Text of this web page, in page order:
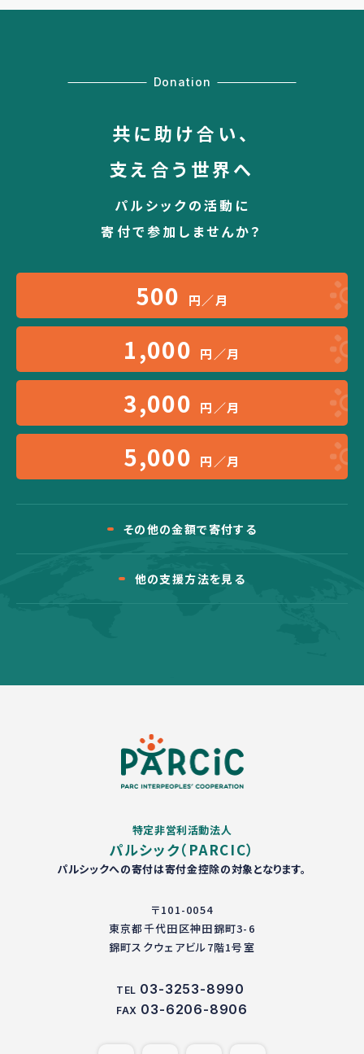
Donation
共に助け合い、
支え合う世界へ
パルシックの活動に
寄付で参加しませんか？
500 円／月
1,000 円／月
3,000 円／月
5,000 円／月
その他の金額で寄付する
他の支援方法を見る
特定非営利活動法人
パルシック（PARCIC）
パルシックへの寄付は寄付金控除の対象となります。
〒101-0054
東京都千代田区神田錦町3-6
錦町スクウェアビル7階1号室
TEL 03-3253-8990
FAX 03-6206-8906